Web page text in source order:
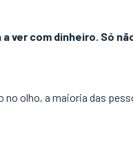
ver com dinheiro. Só
olho, a maioria das